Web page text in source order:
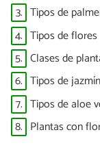
3. Tipos de
4. Tipos de flores
5. Clases de
6. Tipos de jazmín
7. Tipos de aloe
8. Plantas con